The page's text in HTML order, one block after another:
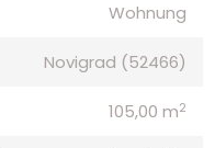
Wohnung
Novigrad (52466)
105,00 m2